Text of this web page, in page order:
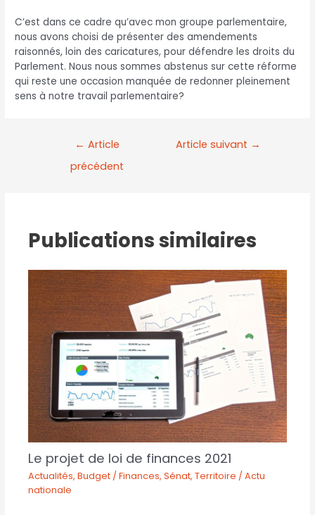
C’est dans ce cadre qu’avec mon groupe parlementaire,
nous avons choisi de présenter des amendements
raisonnés, loin des caricatures, pour défendre les droits du
Parlement. Nous nous sommes abstenus sur cette réforme
qui reste une occasion manquée de redonner pleinement
sens à notre travail parlementaire?
← Article
précédent
Article suivant →
Publications similaires
Le projet de loi de finances 2021
Actualités,Budget / Finances,Sénat,Territoire / Actu
nationale